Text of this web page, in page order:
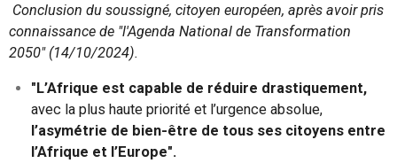
Conclusion du soussigné, citoyen européen, après avoir pris
connaissance de "l'Agenda National de Transformation
2050" (14/10/2024).
"L’Afrique est capable de réduire drastiquement,
avec la plus haute priorité et l’urgence absolue,
l’asymétrie de bien-être de tous ses citoyens entre
l’Afrique et l’Europe".